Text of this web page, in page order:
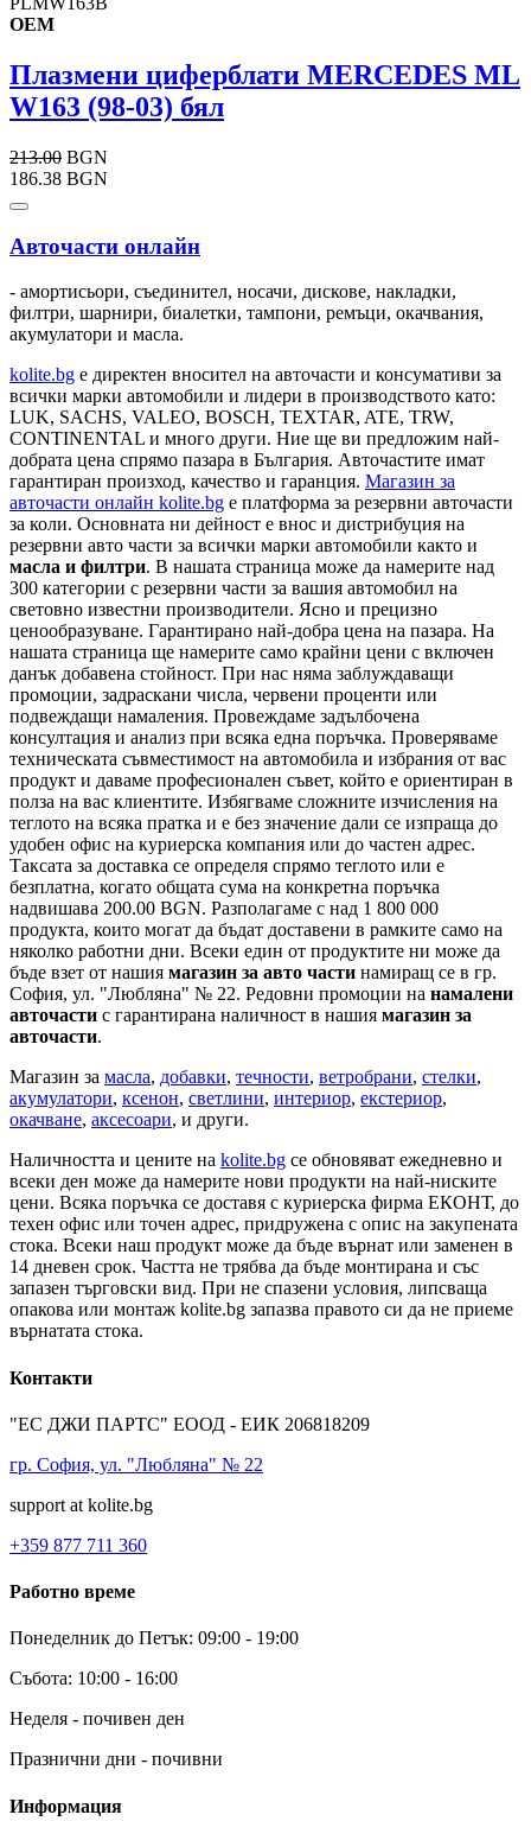
OEM
Плазмени циферблати MERCEDES ML
W163 (98-03) бял
213.00 BGN
186.38 BGN
Авточасти онлайн
- амортисьори, съединител, носачи, дискове, накладки,
филтри, шарнири, биалетки, тампони, ремъци, окачвания,
акумулатори и масла.
kolite.bg e директен вносител на авточасти и консумативи за
всички марки автомобили и лидери в производството като:
LUK, SACHS, VALEO, BOSCH, TEXTAR, ATE, TRW,
CONTINENTAL и много други. Ние ще ви предложим най-
добрата цена спрямо пазара в България. Авточастите имат
гарантиран произход, качество и гаранция. Магазин за
авточасти онлайн kolite.bg е платформа за резервни авточасти
за коли. Основната ни дейност е внос и дистрибуция на
резервни авто части за всички марки автомобили както и
масла и филтри. В нашата страница може да намерите над
300 категории с резервни части за вашия автомобил на
световно известни производители. Ясно и прецизно
ценообразуване. Гарантирано най-добра цена на пазара. На
нашата страница ще намерите само крайни цени с включен
данък добавена стойност. При нас няма заблуждаващи
промоции, задраскани числа, червени проценти или
подвеждащи намаления. Провеждаме задълбочена
консултация и анализ при всяка една поръчка. Проверяваме
техническата съвместимост на автомобила и избрания от вас
продукт и даваме професионален съвет, който е ориентиран в
полза на вас клиентите. Избягваме сложните изчисления на
теглото на всяка пратка и е без значение дали се изпраща до
удобен офис на куриерска компания или до частен адрес.
Таксата за доставка се определя спрямо теглото или е
безплатна, когато общата сума на конкретна поръчка
надвишава 200.00 BGN. Разполагаме с над 1 800 000
продукта, които могат да бъдат доставени в рамките само на
няколко работни дни. Всеки един от продуктите ни може да
бъде взет от нашия магазин за авто части намиращ се в гр.
София, ул. "Любляна" № 22. Редовни промоции на намалени
авточасти с гарантирана наличност в нашия магазин за
авточасти.
Магазин за масла, добавки, течности, ветробрани, стелки,
акумулатори, ксенон, светлини, интериор, екстериор,
окачване, аксесоари, и други.
Наличността и цените на kolite.bg се обновяват ежедневно и
всеки ден може да намерите нови продукти на най-ниските
цени. Всяка поръчка се доставя с куриерска фирма ЕКОНТ, до
техен офис или точен адрес, придружена с опис на закупената
стока. Всеки наш продукт може да бъде върнат или заменен в
14 дневен срок. Частта не трябва да бъде монтирана и със
запазен търговски вид. При не спазени условия, липсваща
опакова или монтаж kolite.bg запазва правото си да не приеме
върнатата стока.
Контакти
"ЕС ДЖИ ПАРТС" ЕООД - ЕИК 206818209
гр. София, ул. "Любляна" № 22
support at kolite.bg
+359 877 711 360
Работно време
Понеделник до Петък: 09:00 - 19:00
Събота: 10:00 - 16:00
Неделя - почивен ден
Празнични дни - почивни
Информация